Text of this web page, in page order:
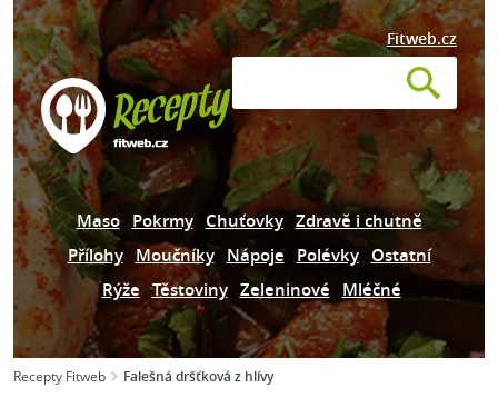
Fitweb.cz
Maso Pokrmy Chuťovky Zdravě i chutně
Přílohy Moučníky Nápoje Polévky Ostatní
Rýže Těstoviny Zeleninové Mléčné
Recepty Fitweb Falešná dršťková z hlívy